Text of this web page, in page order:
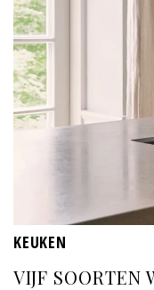
KEUKEN
VIJF SOORTEN